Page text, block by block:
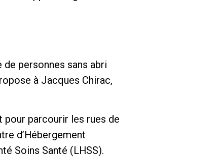
personnes sans abri
à Jacques Chirac,
pour parcourir les rues de
d’Hébergement
Soins Santé (LHSS).